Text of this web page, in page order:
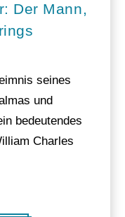
Der Mann,
seines
und
bedeutendes
Charles